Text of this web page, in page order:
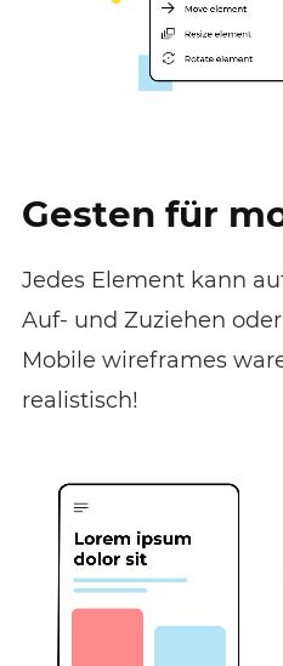
Gesten für
Jedes Element kann
Auf- und Zuziehen
Mobile wireframes
realistisch!